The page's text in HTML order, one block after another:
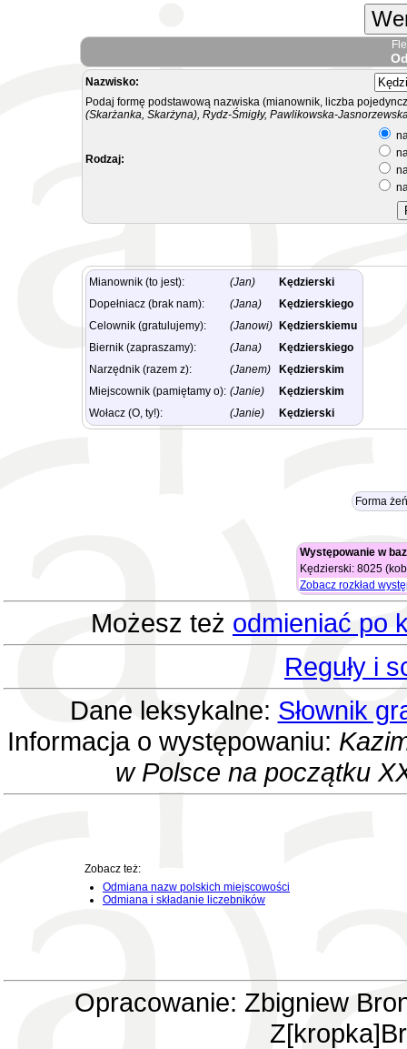
Nazwisko:
Podaj formę podstawową nazwiska (mianownik, liczba
(Skarżanka, Skarżyna), Rydz-Śmigły, Pawlikowska-
Rodzaj:
Mianownik (to jest): (Jan)
Kędzierski
Dopełniacz (brak nam):
(Jana)
Kędzierskiego
Celownik (gratulujemy):
(Janowi)
Kędzierskiemu
Biernik (zapraszamy):
(Jana)
Kędzierskiego
Narzędnik (razem z):
(Janem)
Kędzierskim
Miejscownik (pamiętamy o): (Janie)
Kędzierskim
Wołacz (O, ty!):
(Janie) Kędzierski
Forma
Występowanie w
Kędzierski: 8025
Zobacz rozkład
Możesz też odmieniać po
Reguły i
Dane leksykalne: Słownik
Informacja o występowaniu:
w Polsce na początku
Zobacz też:
Odmiana nazw polskich miejscowości
Odmiana i składanie liczebników
Opracowanie: Zbigniew